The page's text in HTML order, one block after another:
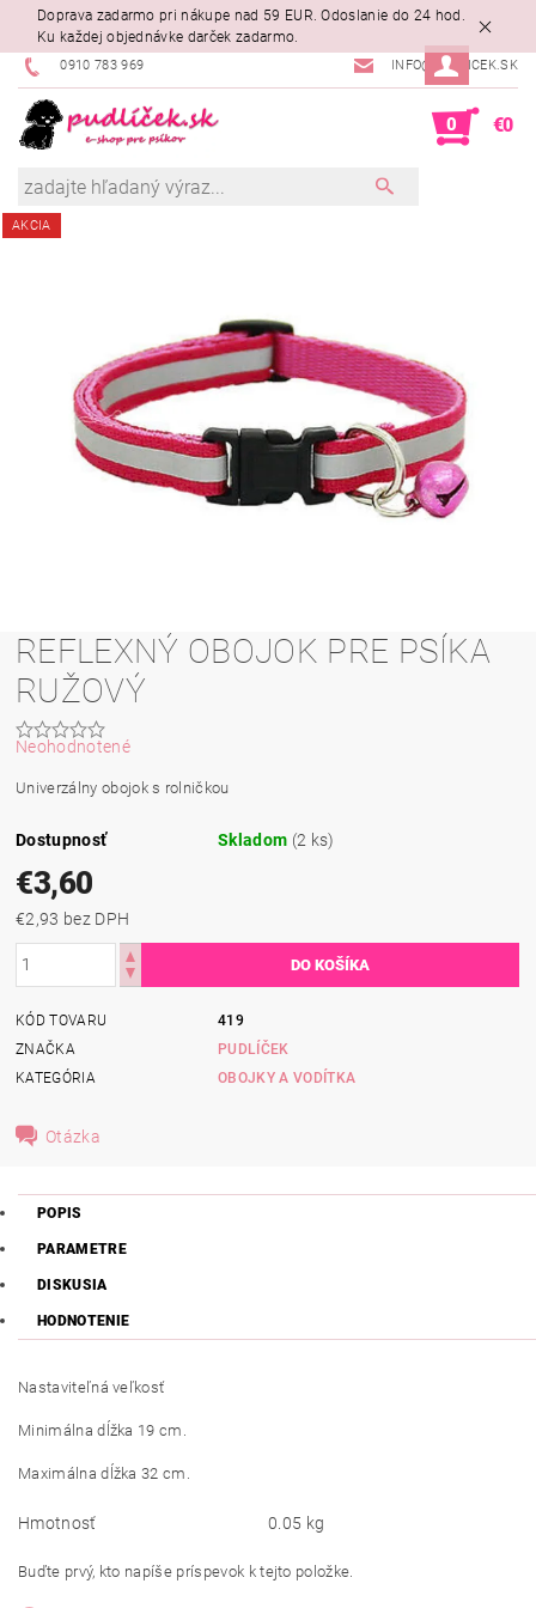
Doprava zadarmo pri nákupe nad 59 EUR. Odoslanie do 24 hod.
Ku každej objednávke darček zadarmo.
0910 783 969 INFO@PUDLICEK.SK
0 €0
AKCIA
REFLEXNÝ OBOJOK PRE PSÍKA
RUŽOVÝ
Neohodnotené
Univerzálny obojok s rolničkou
Dostupnosť Skladom (2 ks)
€3,60
€2,93 bez DPH
KÓD TOVARU
419
ZNAČKA
PUDLÍČEK
KATEGÓRIA
OBOJKY A VODÍTKA
Otázka
POPIS
PARAMETRE
DISKUSIA
HODNOTENIE
Nastaviteľná veľkosť
Minimálna dĺžka 19 cm.
Maximálna dĺžka 32 cm.
Hmotnosť 0.05 kg
Buďte prvý, kto napíše príspevok k tejto položke.